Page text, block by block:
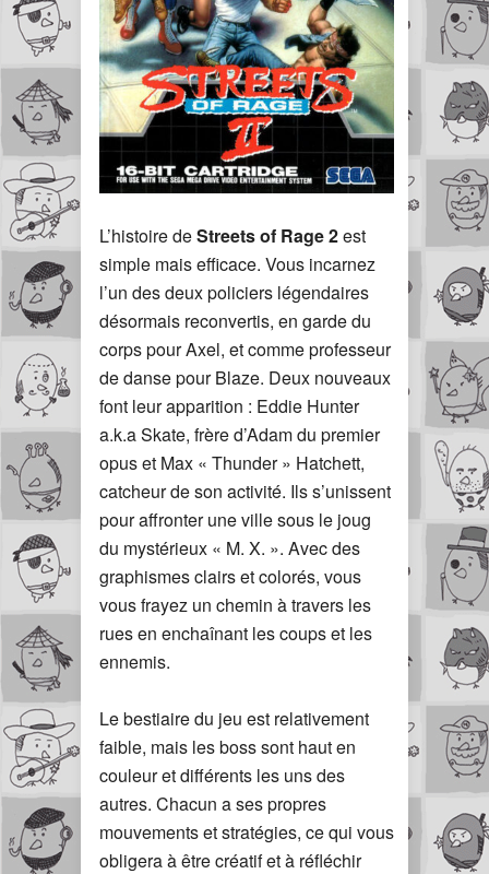
L’histoire deStreets of Rage 2est
simple mais efficace. Vous incarnez
l’un des deux policiers légendaires
désormais reconvertis, en garde du
corps pour Axel, et comme professeur
de danse pour Blaze. Deux nouveaux
font leur apparition : Eddie Hunter
a.k.a Skate, frère d’Adam du premier
opus et Max « Thunder » Hatchett,
catcheur de son activité. Ils s’unissent
pour affronter une ville sous le joug
du mystérieux « M. X. ». Avec des
graphismes clairs et colorés, vous
vous frayez un chemin à travers les
rues en enchaînant les coups et les
ennemis.
Le bestiaire du jeu est relativement
faible, mais les boss sont haut en
couleur et différents les uns des
autres. Chacun a ses propres
mouvements et stratégies, ce qui vous
obligera à être créatif et à réfléchir